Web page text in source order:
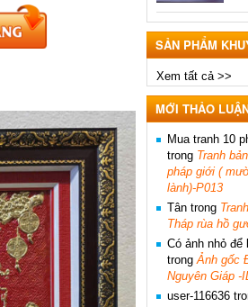
SẢN PHẨM
Xem tất cả >>
MỚI THẢO
Mua tranh 10
trong Tranh
pháp giới (
lành)-P013
Tân trong
Tháp rùa hồ
Có ảnh nhỏ để
trongẢnh gốc
Nguyên Giáp -
user-116636